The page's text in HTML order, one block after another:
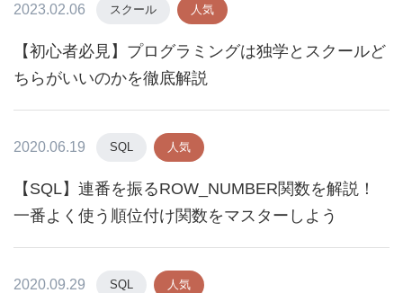
2023.02.06 スクール 人気
【初心者必見】プログラミングは独学とスクールど
ちらがいいのかを徹底解説
2020.06.19 SQL 人気
【SQL】連番を振るROW_NUMBER関数を解説！
一番よく使う順位付け関数をマスターしよう
2020.09.29 SQL 人気